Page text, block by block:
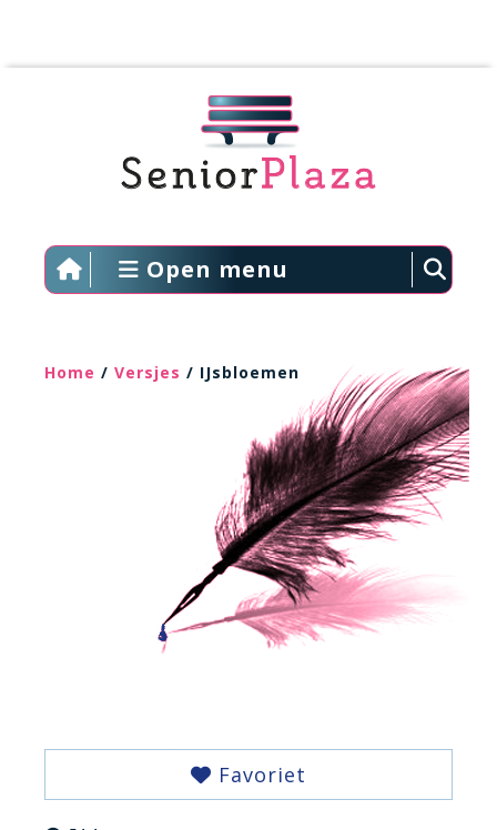
Open menu
Home / Versjes / IJsbloemen
Favoriet